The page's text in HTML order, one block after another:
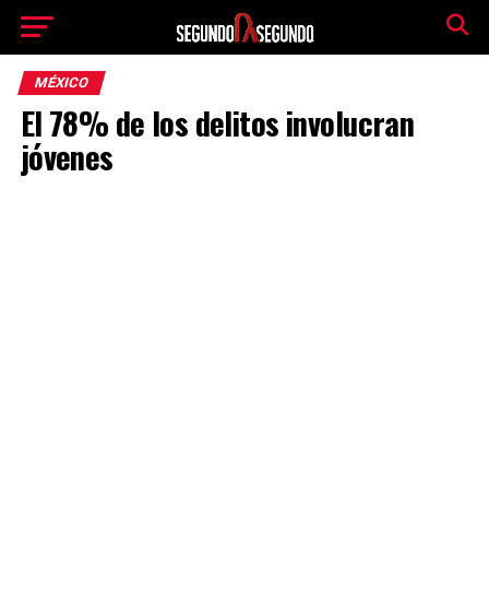
MÉXICO
El 78% de los delitos involucran
jóvenes